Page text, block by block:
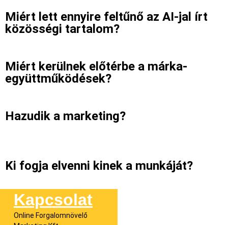
Miért lett ennyire feltűnő az AI-jal írt
közösségi tartalom?
Miért kerülnek előtérbe a márka-
együttműködések?
Hazudik a marketing?
Ki fogja elvenni kinek a munkáját?
Kapcsolat
Online Forgalomnövelő